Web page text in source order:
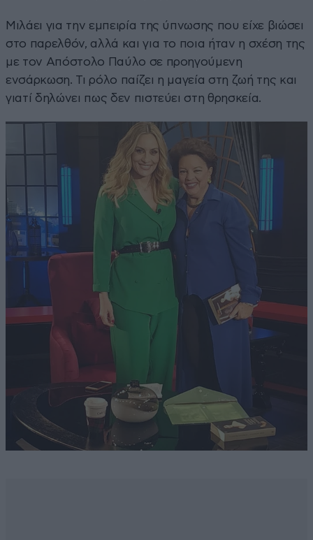
Μιλάει για την εμπειρία της ύπνωσης που είχε βιώσει
στο παρελθόν, αλλά και για το ποια ήταν η σχέση της
με τον Απόστολο Παύλο σε προηγούμενη
ενσάρκωση. Τι ρόλο παίζει η μαγεία στη ζωή της και
γιατί δηλώνει πως δεν πιστεύει στη θρησκεία.